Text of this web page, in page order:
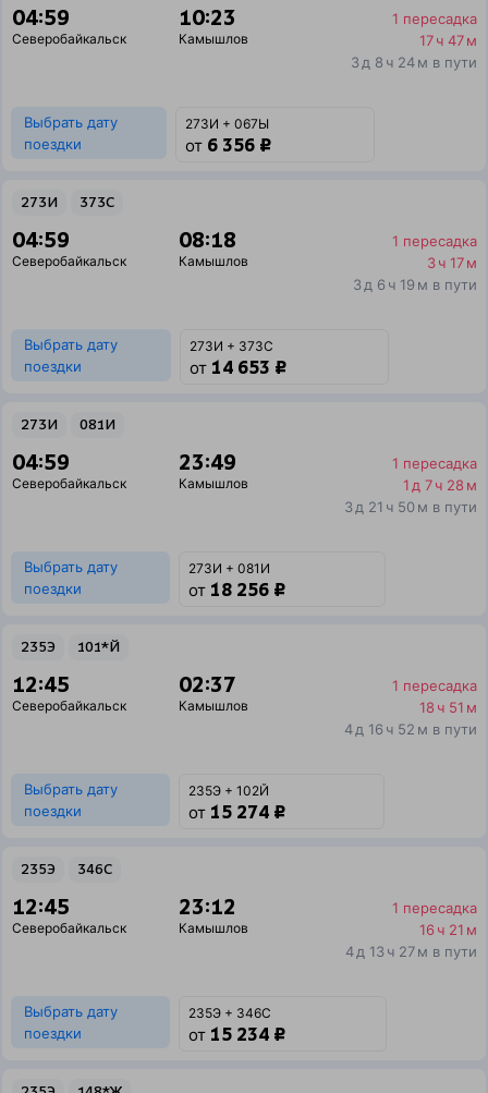
04:59
Северобайкальск
10:23
Камышлов
1 пересадка
17 ч 47 м
3 д 8 ч 24 м в пути
Выбрать дату
поездки
273И + 067Ы
от 6 356 ₽
273И 373С
04:59
Северобайкальск
08:18
Камышлов
1 пересадка
3 ч 17 м
3 д 6 ч 19 м в пути
Выбрать дату
поездки
273И + 373С
от 14 653 ₽
273И 081И
04:59
Северобайкальск
23:49
Камышлов
1 пересадка
1 д 7 ч 28 м
3 д 21 ч 50 м в пути
Выбрать дату
поездки
273И + 081И
от 18 256 ₽
235Э 101*Й
12:45
Северобайкальск
02:37
Камышлов
1 пересадка
18 ч 51 м
4 д 16 ч 52 м в пути
Выбрать дату
поездки
235Э + 102Й
от 15 274 ₽
235Э 346С
12:45
Северобайкальск
23:12
Камышлов
1 пересадка
16 ч 21 м
4 д 13 ч 27 м в пути
Выбрать дату
поездки
235Э + 346С
от 15 234 ₽